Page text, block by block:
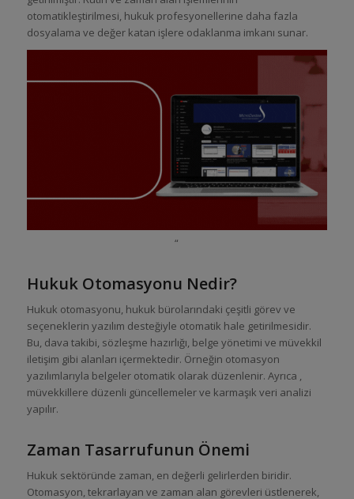
otomatikleştirilmesi, hukuk profesyonellerine daha fazla
dosyalama ve değer katan işlere odaklanma imkanı sunar.
“
Hukuk Otomasyonu Nedir?
Hukuk otomasyonu, hukuk bürolarındaki çeşitli görev ve
seçeneklerin yazılım desteğiyle otomatik hale getirilmesidir.
Bu, dava takibi, sözleşme hazırlığı, belge yönetimi ve müvekkil
iletişim gibi alanları içermektedir. Örneğin otomasyon
yazılımlarıyla belgeler otomatik olarak düzenlenir. Ayrıca ,
müvekkillere düzenli güncellemeler ve karmaşık veri analizi
yapılır.
Zaman Tasarrufunun Önemi
Hukuk sektöründe zaman, en değerli gelirlerden biridir.
Otomasyon, tekrarlayan ve zaman alan görevleri üstlenerek,